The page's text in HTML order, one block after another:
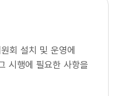
회 설치 및 운영에
시행에 필요한 사항을